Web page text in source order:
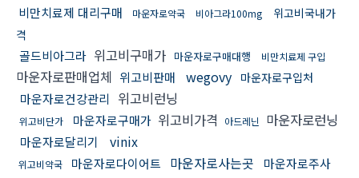
비만치료제 대리구매 마운자로약국 비아그라100mg
위고비국내가
격
골드비아그라 위고비구매가 마운자로구매대행 비만치료제 구입
마운자로판매업체 위고비판매 wegovy 마운자로구입처
마운자로건강관리 위고비런닝
위고비단가 마운자로구매가 위고비가격 아드레닌 마운자로런닝
마운자로달리기 vinix
위고비약국 마운자로다이어트 마운자로사는곳 마운자로주사